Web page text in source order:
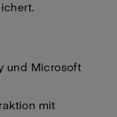
und Microsoft
mit